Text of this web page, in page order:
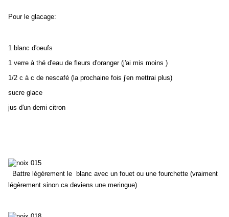
Pour le glacage:
1 blanc d'oeufs
1 verre à thé d'eau de fleurs d'oranger (j'ai mis moins )
1/2 c à c de nescafé (la prochaine fois j'en mettrai plus)
sucre glace
jus d'un demi citron
Battre légèrement le blanc avec un fouet ou une fourchette (vraiment
légèrement sinon ca deviens une meringue)